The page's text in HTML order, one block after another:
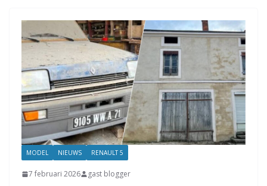
MODEL NIEUWS RENAULT 5
7 februari 2026 gast blogger